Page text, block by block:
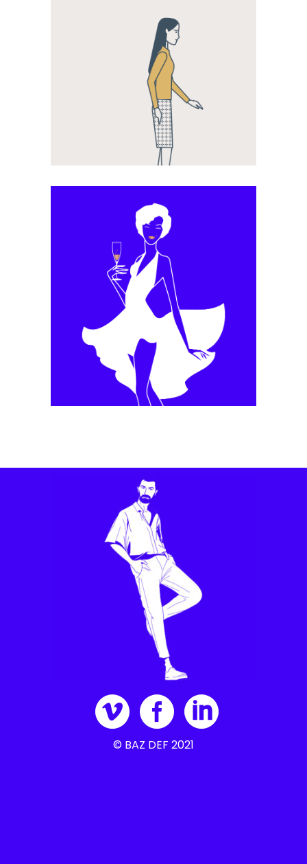
La Caisse des Dépôts
Motion Design
Möet Hennessy
© BAZ DEF 2021